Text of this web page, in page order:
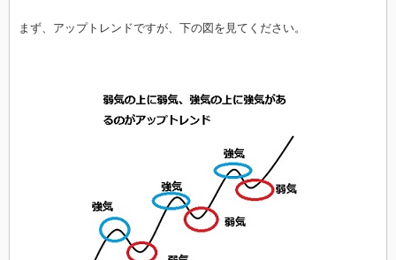
まず、アップトレンドですが、下の図を見てください。